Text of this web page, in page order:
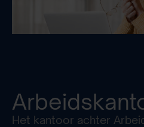
Het kantoor achter